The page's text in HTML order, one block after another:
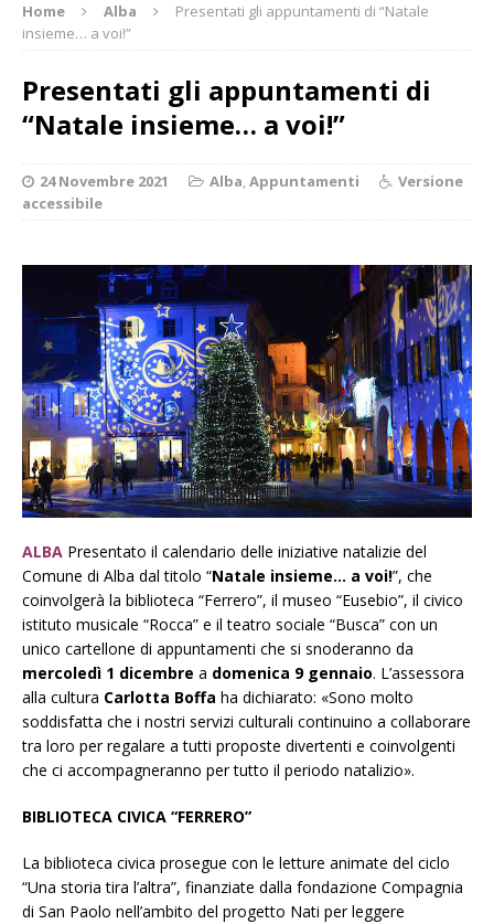
Home Alba
Presentati gli appuntamenti di “Natale
insieme… a voi!”
Presentati gli appuntamenti di
“Natale insieme… a voi!”
24 Novembre 2021 Alba,Appuntamenti
Versione
accessibile
ALBA Presentato il calendario delle iniziative natalizie del
Comune di Alba dal titolo “Natale insieme… a voi!”, che
coinvolgerà la biblioteca “Ferrero”, il museo “Eusebio”, il civico
istituto musicale “Rocca” e il teatro sociale “Busca” con un
unico cartellone di appuntamenti che si snoderanno da
mercoledì 1 dicembre a domenica 9 gennaio. L’assessora
alla cultura Carlotta Boffa ha dichiarato: «Sono molto
soddisfatta che i nostri servizi culturali continuino a collaborare
tra loro per regalare a tutti proposte divertenti e coinvolgenti
che ci accompagneranno per tutto il periodo natalizio».
BIBLIOTECA CIVICA “FERRERO”
La biblioteca civica prosegue con le letture animate del ciclo
“Una storia tira l’altra”, finanziate dalla fondazione Compagnia
di San Paolo nell’ambito del progetto Nati per leggere